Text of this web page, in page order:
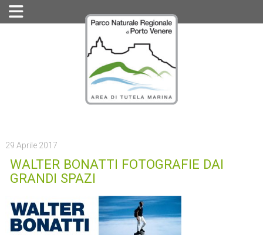
29 Aprile 2017
WALTER BONATTI FOTOGRAFIE DAI
GRANDI SPAZI